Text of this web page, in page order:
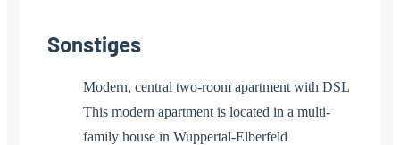
Sonstiges
Modern, central two-room apartment with DSL
This modern apartment is located in a multi-
family house in Wuppertal-Elberfeld